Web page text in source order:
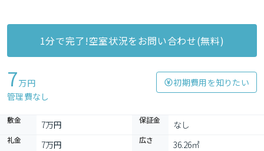
1分で完了!空室状況をお問い合わせ(無料)
7万円
管理費なし
初期費用を知りたい
敷金 7万円 保証金 なし
礼金 7万円 広さ 36.26㎡